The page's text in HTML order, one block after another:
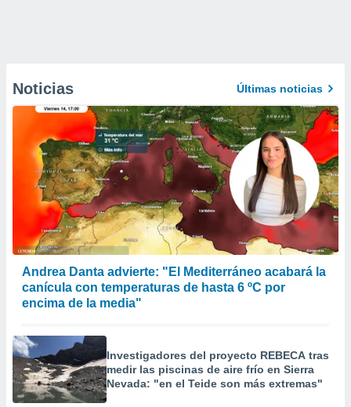
Noticias Últimas noticias
Andrea Danta advierte: "El Mediterráneo acabará la
canícula con temperaturas de hasta 6 ºC por
encima de la media"
Investigadores del proyecto REBECA tras
medir las piscinas de aire frío en Sierra
Nevada: "en el Teide son más extremas"